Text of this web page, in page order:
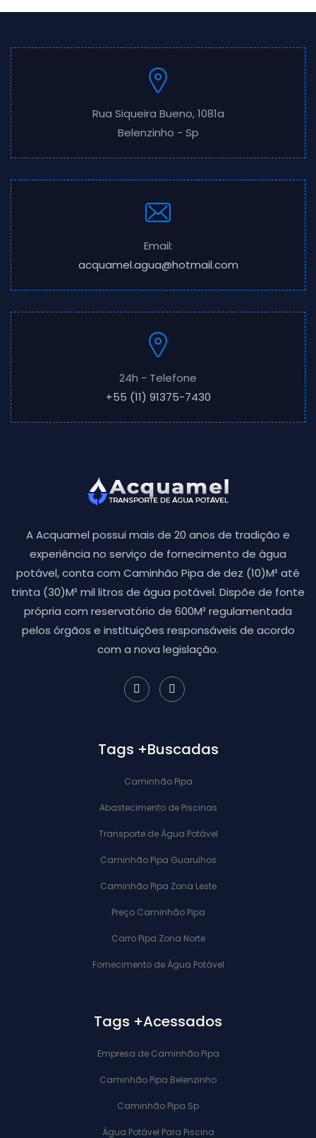
Rua Siqueira Bueno, 1081a
Belenzinho - Sp
Email:
acquamel.agua@hotmail.com
24h - Telefone
+55 (11) 91375-7430
A Acquamel possui mais de 20 anos de tradição e
experiência no serviço de fornecimento de água
potável, conta com Caminhão Pipa de dez (10)M³ até
trinta (30)M³ mil litros de água potável. Dispõe de fonte
própria com reservatório de 600M³ regulamentada
pelos órgãos e instituições responsáveis de acordo
com a nova legislação.
Tags +Buscadas
Caminhão Pipa
Abastecimento de Piscinas
Transporte de Água Potável
Caminhão Pipa Guarulhos
Caminhão Pipa Zona Leste
Preço Caminhão Pipa
Carro Pipa Zona Norte
Fornecimento de Água Potável
Tags +Acessados
Empresa de Caminhão Pipa
Caminhão Pipa Belenzinho
Caminhão Pipa Sp
Água Potável Para Piscina